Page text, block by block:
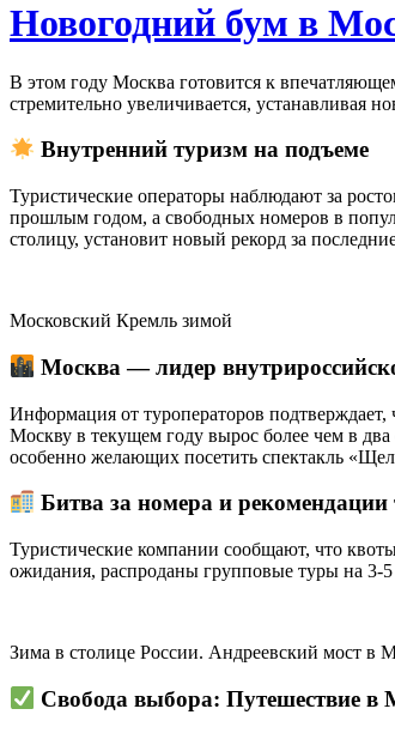
Новогодний бум в
В этом году Москва готовится к
стремительно увеличивается, устанавливая
Внутренний туризм на подъеме
Туристические операторы наблюдают за
прошлым годом, а свободных номеров в
столицу, установит новый рекорд за
Московский Кремль зимой
Москва — лидер
Информация от туроператоров
Москву в текущем году вырос более чем в
особенно желающих посетить спектакль
Битва за номера и рекомендации
Туристические компании сообщают, что
ожидания, распроданы групповые туры на 3-5
Зима в столице России. Андреевский мост в
Свобода выбора: Путешествие в